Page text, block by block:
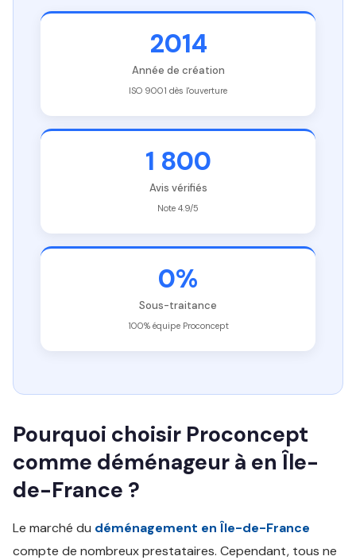
2014
Année de création
ISO 9001 dès l'ouverture
1 800
Avis vérifiés
Note 4.9/5
0%
Sous-traitance
100% équipe Proconcept
Pourquoi choisir Proconcept
comme déménageur à en Île-
de-France ?
Le marché du déménagement en Île-de-France
compte de nombreux prestataires. Cependant, tous ne